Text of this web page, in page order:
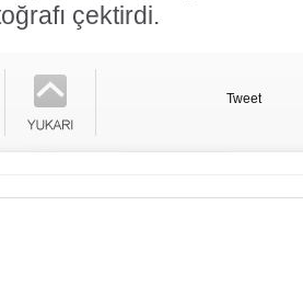
çektirdi.
Tweet